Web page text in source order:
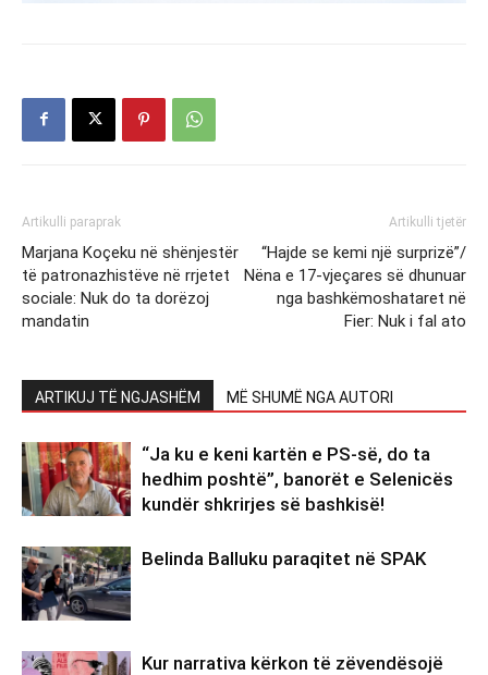
Artikulli paraprak
Marjana Koçeku në shënjestër
të patronazhistëve në rrjetet
sociale: Nuk do ta dorëzoj
mandatin
Artikulli tjetër
“Hajde se kemi një surprizë”/
Nëna e 17-vjeçares së dhunuar
nga bashkëmoshataret në
Fier: Nuk i fal ato
ARTIKUJ TË NGJASHËM MË SHUMË NGA AUTORI
“Ja ku e keni kartën e PS-së, do ta
hedhim poshtë”, banorët e Selenicës
kundër shkrirjes së bashkisë!
Belinda Balluku paraqitet në SPAK
Kur narrativa kërkon të zëvendësojë